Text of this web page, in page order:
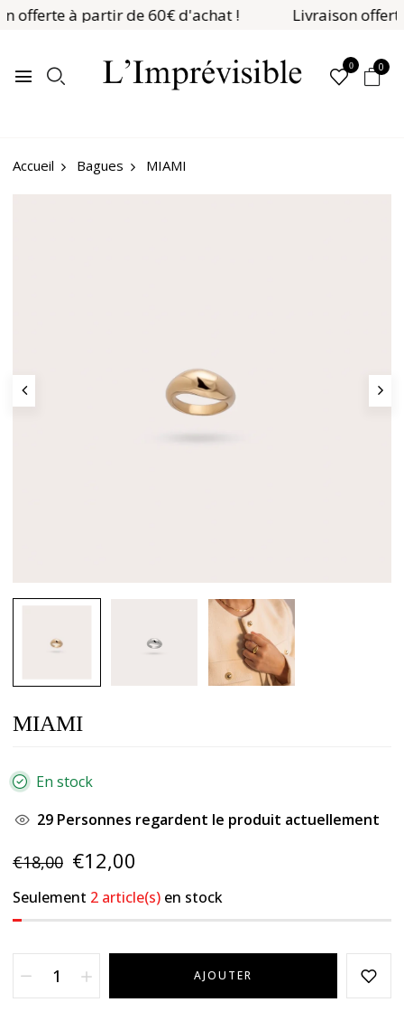
offerte à partir de 60€ d'achat ! Livraison
0 0
Accueil Bagues MIAMI
MIAMI
En stock
29 Personnes regardent le produit actuellement
€18,00 €12,00
Seulement 2 article(s) en stock
AJOUTER